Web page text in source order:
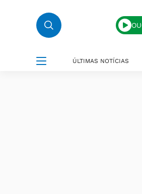
ÚLTIMAS NOTÍCIAS